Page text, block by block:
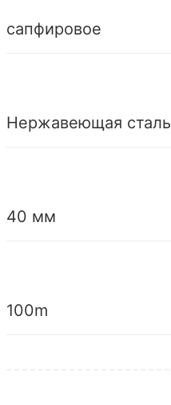
сапфировое
Нержавеющая сталь
40 мм
100m